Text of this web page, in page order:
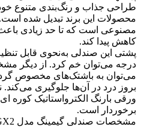
طراحی جذاب و رنگ‌بندی متنوع
محصولات این برند تبدیل شده
مصنوعی است که تا حد زیادی
کاهش پیدا کند.
درجه می‌توان خم کرد. از دیگر
می‌توان به باشتک‌های مخصوص
بروز درد در آن‌ها جلوگیری می‌کند.
ورقی بارنگ الکترواستاتیک کوره
برخوردار است.
مشخصات صندلی گیمینگ مدل GX2 گلدسیت